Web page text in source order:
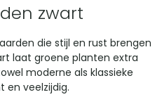
zwart
die stijl en rust brengen
laat groene planten extra
moderne als klassieke
en veelzijdig.